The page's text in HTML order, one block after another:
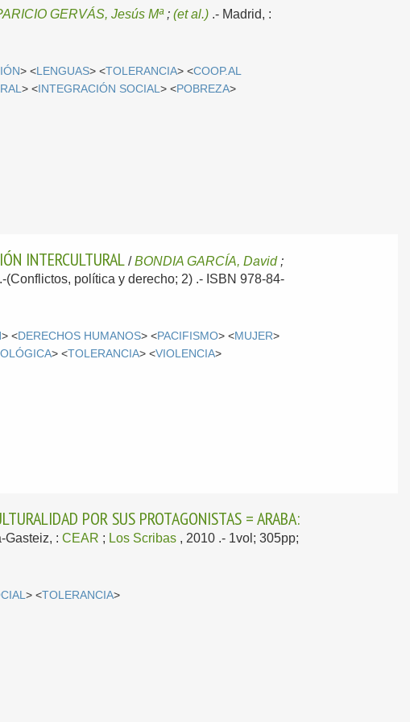
GERVÁS, Jesús Mª;(et al.) .- Madrid, :
> < LENGUAS> <TOLERANCIA> <COOP.AL
> < INTEGRACIÓN SOCIAL> <POBREZA>
INTERCULTURAL /BONDIA GARCÍA, David;
(Conflictos, política y derecho; 2) .- ISBN 978-84-
> <DERECHOS HUMANOS> <PACIFISMO> <MUJER>
> <TOLERANCIA> <VIOLENCIA>
POR SUS PROTAGONISTAS = ARABA:
Gasteiz, :CEAR ; Los Scribas , 2010 .- 1vol; 305pp;
> <TOLERANCIA>